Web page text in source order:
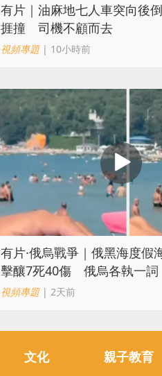
有片｜油麻地七人車突向後
捱撞 司機不顧而去
視頻專題| 10小時前
有片·俄烏戰爭｜俄黑海度假
擊釀7死40傷 俄烏各執一詞
視頻專題| 2天前
文化 親子教育